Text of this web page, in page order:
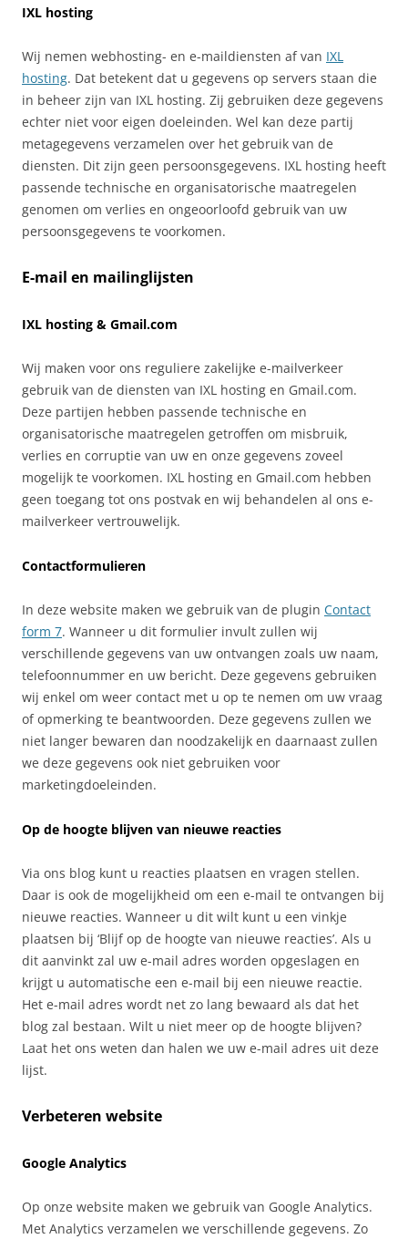
IXL hosting
Wij nemen webhosting- en e-maildiensten af van IXL
hosting. Dat betekent dat u gegevens op servers staan die
in beheer zijn van IXL hosting. Zij gebruiken deze gegevens
echter niet voor eigen doeleinden. Wel kan deze partij
metagegevens verzamelen over het gebruik van de
diensten. Dit zijn geen persoonsgegevens. IXL hosting heeft
passende technische en organisatorische maatregelen
genomen om verlies en ongeoorloofd gebruik van uw
persoonsgegevens te voorkomen.
E-mail en mailinglijsten
IXL hosting & Gmail.com
Wij maken voor ons reguliere zakelijke e-mailverkeer
gebruik van de diensten van IXL hosting en Gmail.com.
Deze partijen hebben passende technische en
organisatorische maatregelen getroffen om misbruik,
verlies en corruptie van uw en onze gegevens zoveel
mogelijk te voorkomen. IXL hosting en Gmail.com hebben
geen toegang tot ons postvak en wij behandelen al ons e-
mailverkeer vertrouwelijk.
Contactformulieren
In deze website maken we gebruik van de plugin Contact
form 7. Wanneer u dit formulier invult zullen wij
verschillende gegevens van uw ontvangen zoals uw naam,
telefoonnummer en uw bericht. Deze gegevens gebruiken
wij enkel om weer contact met u op te nemen om uw vraag
of opmerking te beantwoorden. Deze gegevens zullen we
niet langer bewaren dan noodzakelijk en daarnaast zullen
we deze gegevens ook niet gebruiken voor
marketingdoeleinden.
Op de hoogte blijven van nieuwe reacties
Via ons blog kunt u reacties plaatsen en vragen stellen.
Daar is ook de mogelijkheid om een e-mail te ontvangen bij
nieuwe reacties. Wanneer u dit wilt kunt u een vinkje
plaatsen bij ‘Blijf op de hoogte van nieuwe reacties’. Als u
dit aanvinkt zal uw e-mail adres worden opgeslagen en
krijgt u automatische een e-mail bij een nieuwe reactie.
Het e-mail adres wordt net zo lang bewaard als dat het
blog zal bestaan. Wilt u niet meer op de hoogte blijven?
Laat het ons weten dan halen we uw e-mail adres uit deze
lijst.
Verbeteren website
Google Analytics
Op onze website maken we gebruik van Google Analytics.
Met Analytics verzamelen we verschillende gegevens. Zo